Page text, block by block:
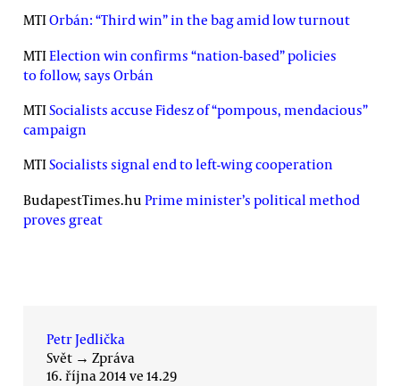
MTIOrbán: “Third win” in the bag amid low turnout
MTIElection win confirms “nation-based” policies
to follow, says Orbán
MTISocialists accuse Fidesz of “pompous, mendacious”
campaign
MTISocialists signal end to left-wing cooperation
BudapestTimes.hu Prime minister’s political method
proves great
Petr Jedlička
Svět → Zpráva
16. října 2014 ve 14.29